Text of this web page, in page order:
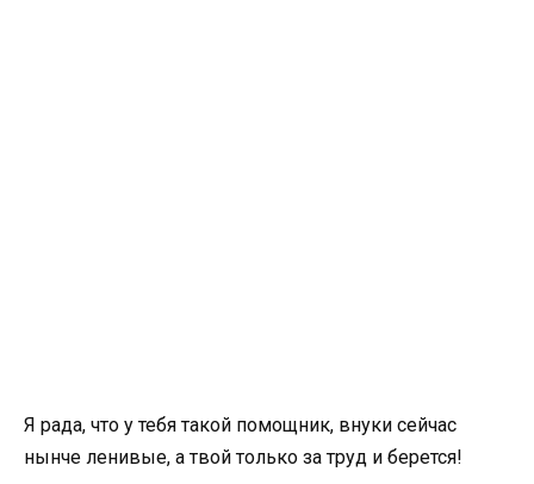
Я рада, что у тебя такой помощник, внуки сейчас
нынче ленивые, а твой только за труд и берется!